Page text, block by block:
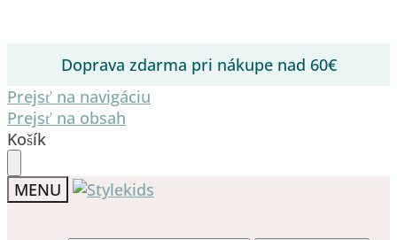
Prejsť na navigáciu
Prejsť na obsah
Košík
MENU
Doprava zdarma pri nákupe nad 60€